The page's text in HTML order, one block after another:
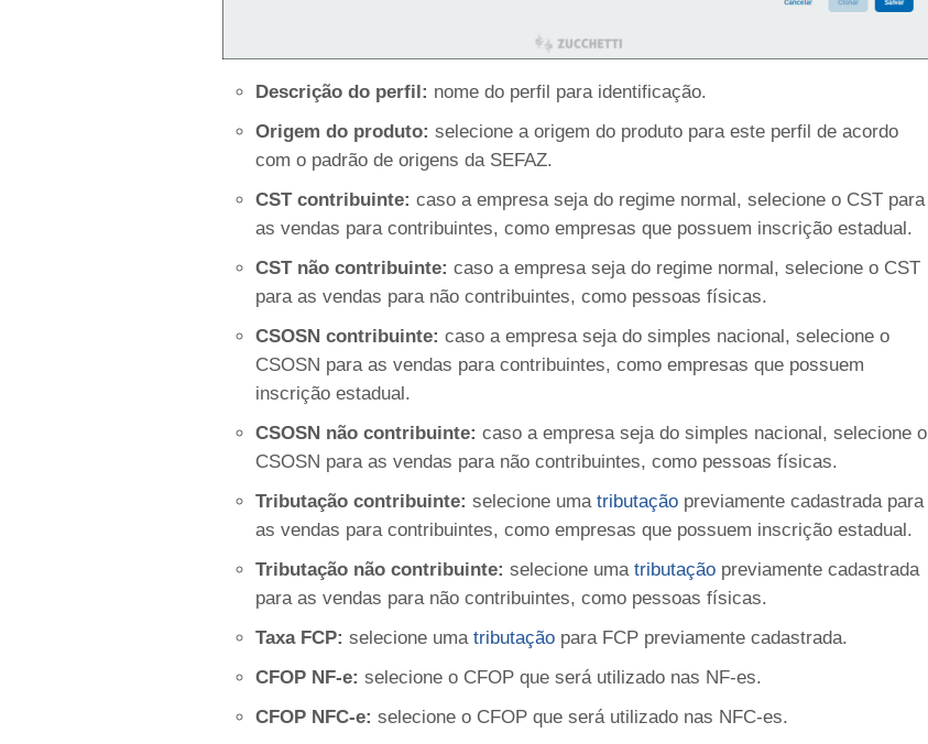
Descrição do perfil: nome do perfil para identificação.
Origem do produto: selecione a origem do produto para este perfil de acordo
com o padrão de origens da SEFAZ.
CST contribuinte: caso a empresa seja do regime normal, selecione o CST para
as vendas para contribuintes, como empresas que possuem inscrição estadual.
CST não contribuinte: caso a empresa seja do regime normal, selecione o CST
para as vendas para não contribuintes, como pessoas físicas.
CSOSN contribuinte: caso a empresa seja do simples nacional, selecione o
CSOSN para as vendas para contribuintes, como empresas que possuem
inscrição estadual.
CSOSN não contribuinte: caso a empresa seja do simples nacional, selecione o
CSOSN para as vendas para não contribuintes, como pessoas físicas.
Tributação contribuinte: selecione uma tributação previamente cadastrada para
as vendas para contribuintes, como empresas que possuem inscrição estadual.
Tributação não contribuinte: selecione uma tributação previamente cadastrada
para as vendas para não contribuintes, como pessoas físicas.
Taxa FCP: selecione uma tributação para FCP previamente cadastrada.
CFOP NF-e: selecione o CFOP que será utilizado nas NF-es.
CFOP NFC-e: selecione o CFOP que será utilizado nas NFC-es.